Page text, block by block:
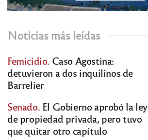
Noticias más leídas
Femicidio. Caso Agostina:
detuvieron a dos inquilinos de
Barrelier
Senado. El Gobierno aprobó la ley
de propiedad privada, pero tuvo
que quitar otro capítulo